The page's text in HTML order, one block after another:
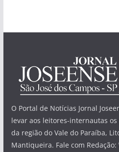
O Portal de Notícias Jornal
levar aos leitores-internautas
da região do Vale do Paraíba,
Mantiqueira. Fale com